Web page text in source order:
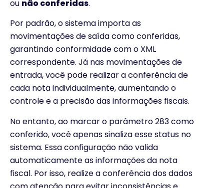
ou não conferidas.
Por padrão, o sistema importa as
movimentações de saída como conferidas,
garantindo conformidade com o XML
correspondente. Já nas movimentações de
entrada, você pode realizar a conferência de
cada nota individualmente, aumentando o
controle e a precisão das informações fiscais.
No entanto, ao marcar o parâmetro 283 como
conferido, você apenas sinaliza esse status no
sistema. Essa configuração não valida
automaticamente as informações da nota
fiscal. Por isso, realize a conferência dos dados